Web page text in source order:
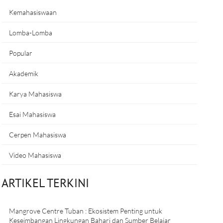
Kemahasiswaan
Lomba-Lomba
Popular
Akademik
Karya Mahasiswa
Esai Mahasiswa
Cerpen Mahasiswa
Video Mahasiswa
ARTIKEL TERKINI
Mangrove Centre Tuban : Ekosistem Penting untuk
Keseimbangan Lingkungan Bahari dan Sumber Belajar